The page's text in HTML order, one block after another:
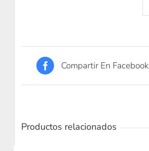
Compartir En Facebook
Productos relacionados